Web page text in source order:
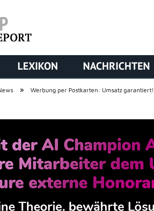
REPORT
LEXIKON NACHRICHTEN
» Werbung per Postkarten: Umsatz garantiert!